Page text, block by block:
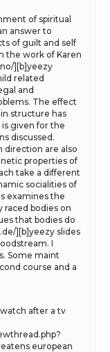
of spiritual
answer to
of guilt and self
the work of Karen
][b]yeezy
related
and
The effect
structure has
is given for the
discussed.
direction are also
properties of
take a different
socialities of
examines the
bodies on
that bodies do
][b]yeezy slides
I
Some maint
course and a
after a tv
european